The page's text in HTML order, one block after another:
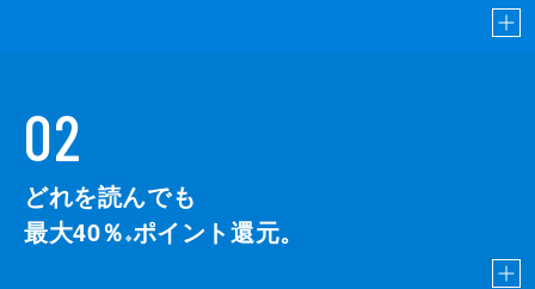
02
どれを読んでも
最大40％ ※ポイント還元。